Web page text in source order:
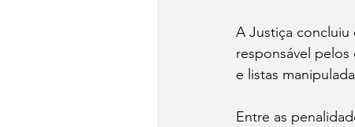
A Justiça
responsável
e listas
Entre as